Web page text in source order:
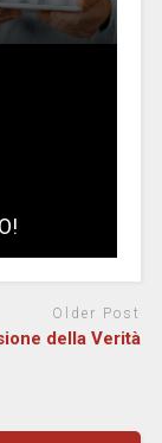
Older Post
della Verità